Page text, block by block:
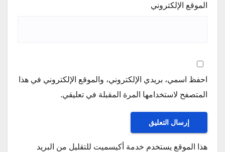
الموقع الإلكتروني
احفظ اسمي، بريدي الإلكتروني، والموقع الإلكتروني في هذا
المتصفح لاستخدامها المرة المقبلة في تعليقي.
هذا الموقع يستخدم خدمة أكيسميت للتقليل من البريد